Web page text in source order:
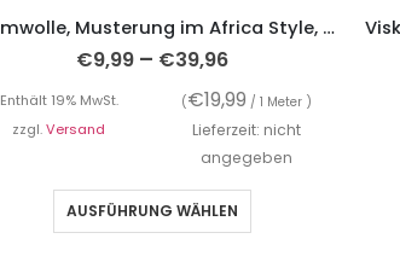
Baumwolle, Musterung im Africa Style, Aqua – Digitaldruck
€9,99 – €39,96
Enthält 19% MwSt. (€19,99 / 1 Meter )
zzgl.Versand
Lieferzeit: nicht
angegeben
AUSFÜHRUNG WÄHLEN